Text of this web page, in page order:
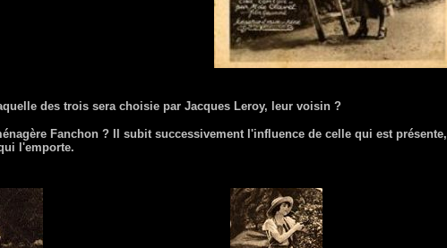
des trois sera choisie par Jacques Leroy, leur voisin ?
Fanchon ? Il subit successivement l'influence de celle qui est présente,
l'emporte.